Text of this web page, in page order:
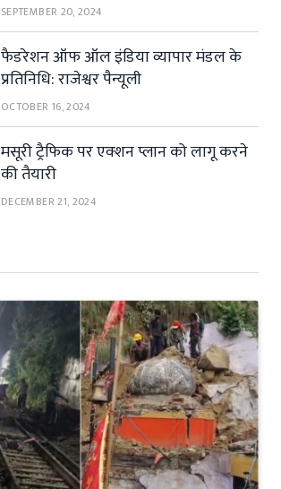
SEPTEMBER 20, 2024
फैडरेशन ऑफ ऑल इंडिया व्यापार मंडल के
प्रतिनिधि: राजेश्वर पैन्यूली
OCTOBER 16, 2024
मसूरी ट्रैफिक पर एक्शन प्लान को लागू करने
की तैयारी
DECEMBER 21, 2024